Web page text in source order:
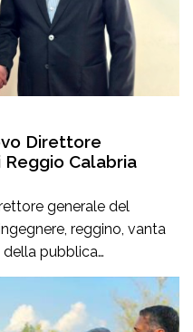
Direttore
Calabria
generale del
reggino, vanta
della pubblica
delle infrastrutture in
Direttore regionale
Anas Calabria,